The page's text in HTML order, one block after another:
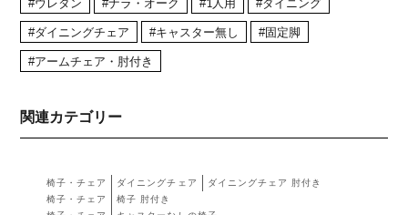
#ウレタン #ナラ・オーク #1人用 #ダイニング
#ダイニングチェア #キャスター無し #固定脚
#アームチェア・肘付き
関連カテゴリー
椅子・チェア ダイニングチェア
ダイニングチェア 肘付き
椅子・チェア
椅子 肘付き